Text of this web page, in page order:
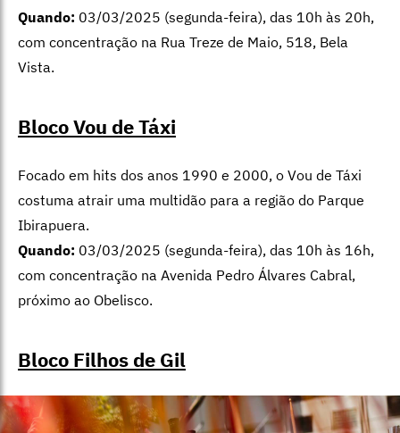
Quando: 03/03/2025 (segunda-feira), das 10h às 20h,
com concentração na Rua Treze de Maio, 518, Bela
Vista.
Bloco Vou de Táxi
Focado em hits dos anos 1990 e 2000, o Vou de Táxi
costuma atrair uma multidão para a região do Parque
Ibirapuera.
Quando: 03/03/2025 (segunda-feira), das 10h às 16h,
com concentração na Avenida Pedro Álvares Cabral,
próximo ao Obelisco.
Bloco Filhos de Gil